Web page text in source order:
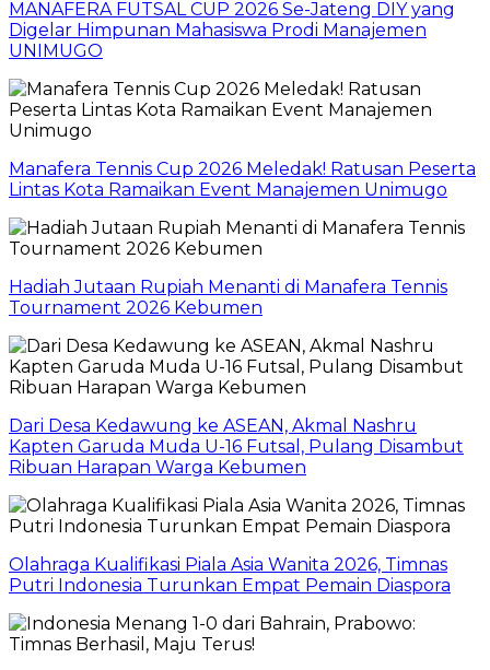
MANAFERA FUTSAL CUP 2026 Se-Jateng DIY yang
Digelar Himpunan Mahasiswa Prodi Manajemen
UNIMUGO
Manafera Tennis Cup 2026 Meledak! Ratusan Peserta
Lintas Kota Ramaikan Event Manajemen Unimugo
Hadiah Jutaan Rupiah Menanti di Manafera Tennis
Tournament 2026 Kebumen
Dari Desa Kedawung ke ASEAN, Akmal Nashru
Kapten Garuda Muda U-16 Futsal, Pulang Disambut
Ribuan Harapan Warga Kebumen
Olahraga Kualifikasi Piala Asia Wanita 2026, Timnas
Putri Indonesia Turunkan Empat Pemain Diaspora